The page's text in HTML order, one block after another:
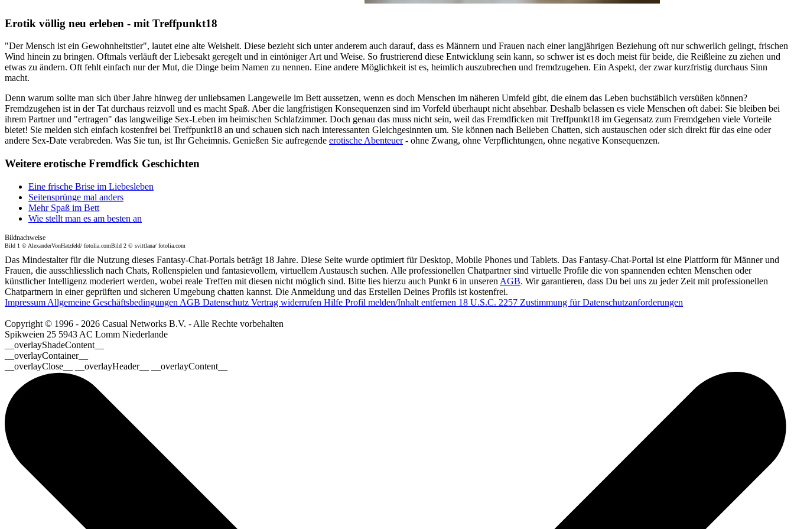
Erotik völlig neu erleben - mit Treffpunkt18
"Der Mensch ist ein Gewohnheitstier", lautet eine alte Weisheit. Diese bezieht sich unter anderem auch darauf, dass es Männern und Frauen nach einer langjährigen Beziehung oft nur schwerlich gelingt, frischen
Wind hinein zu bringen. Oftmals verläuft der Liebesakt geregelt und in eintöniger Art und Weise. So frustrierend diese Entwicklung sein kann, so schwer ist es doch meist für beide, die Reißleine zu ziehen und
etwas zu ändern. Oft fehlt einfach nur der Mut, die Dinge beim Namen zu nennen. Eine andere Möglichkeit ist es, heimlich auszubrechen und fremdzugehen. Ein Aspekt, der zwar kurzfristig durchaus Sinn
macht.
Denn warum sollte man sich über Jahre hinweg der unliebsamen Langeweile im Bett aussetzen, wenn es doch Menschen im näheren Umfeld gibt, die einem das Leben buchstäblich versüßen können?
Fremdzugehen ist in der Tat durchaus reizvoll und es macht Spaß. Aber die langfristigen Konsequenzen sind im Vorfeld überhaupt nicht absehbar. Deshalb belassen es viele Menschen oft dabei: Sie bleiben bei
ihrem Partner und "ertragen" das langweilige Sex-Leben im heimischen Schlafzimmer. Doch genau das muss nicht sein, weil das Fremdficken mit Treffpunkt18 im Gegensatz zum Fremdgehen viele Vorteile
bietet! Sie melden sich einfach kostenfrei bei Treffpunkt18 an und schauen sich nach interessanten Gleichgesinnten um. Sie können nach Belieben Chatten, sich austauschen oder sich direkt für das eine oder
andere Sex-Date verabreden. Was Sie tun, ist Ihr Geheimnis. Genießen Sie aufregende erotische Abenteuer- ohne Zwang, ohne Verpflichtungen, ohne negative Konsequenzen.
Weitere erotische Fremdfick Geschichten
Eine frische Brise im Liebesleben
Seitensprünge mal anders
Mehr Spaß im Bett
Wie stellt man es am besten an
Bildnachweise
Bild 1 © AlexanderVonHatzfeld/ fotolia.comBild 2 © svittlana/ fotolia.com
Das Mindestalter für die Nutzung dieses Fantasy-Chat-Portals beträgt 18 Jahre. Diese Seite wurde optimiert für Desktop, Mobile Phones und Tablets. Das Fantasy-Chat-Portal ist eine Plattform für Männer und
Frauen, die ausschliesslich nach Chats, Rollenspielen und fantasievollem, virtuellem Austausch suchen. Alle professionellen Chatpartner sind virtuelle Profile die von spannenden echten Menschen oder
künstlicher Intelligenz moderiert werden, wobei reale Treffen mit diesen nicht möglich sind. Bitte lies hierzu auch Punkt 6 in unseren AGB. Wir garantieren, dass Du bei uns zu jeder Zeit mit professionellen
Chatpartnern in einer geprüften und sicheren Umgebung chatten kannst. Die Anmeldung und das Erstellen Deines Profils ist kostenfrei.
Impressum Allgemeine Geschäftsbedingungen AGB Datenschutz Vertrag widerrufen Hilfe Profil melden/Inhalt entfernen 18 U.S.C. 2257 Zustimmung für Datenschutzanforderungen
Copyright © 1996 - 2026 Casual Networks B.V. - Alle Rechte vorbehalten
Spikweien 25 5943 AC Lomm Niederlande
__overlayShadeContent__
__overlayContainer__
__overlayClose__ __overlayHeader__ __overlayContent__